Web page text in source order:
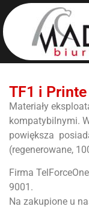
TF1 i Printe
Materiały
kompatybilnymi.
powiększa
(regenerowane,
Firma
9001.
Na zakupione u